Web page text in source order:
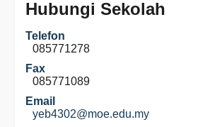
Hubungi Sekolah
Telefon
085771278
Fax
085771089
Email
yeb4302@moe.edu.my